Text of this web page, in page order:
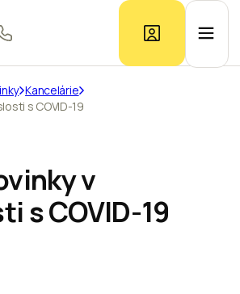
Kontakt
Kancelárie
s COVID-19
v
s COVID-19